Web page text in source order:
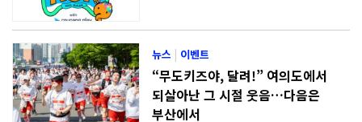
뉴스 | 이벤트
“무도키즈야, 달려!” 여의도에서
되살아난 그 시절 웃음…다음은
부산에서